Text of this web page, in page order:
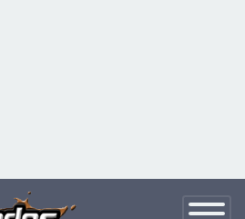
Toggle